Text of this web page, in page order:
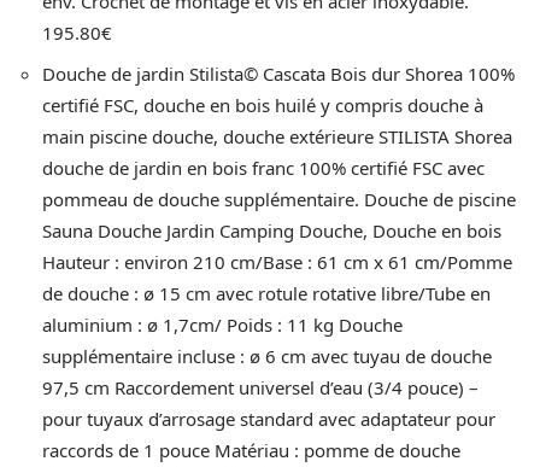
195.80€
Douche de jardin Stilista© Cascata Bois dur Shorea 100%
certifié FSC, douche en bois huilé y compris douche à
main piscine douche, douche extérieure STILISTA Shorea
douche de jardin en bois franc 100% certifié FSC avec
pommeau de douche supplémentaire. Douche de piscine
Sauna Douche Jardin Camping Douche, Douche en bois
Hauteur : environ 210 cm/Base : 61 cm x 61 cm/Pomme
de douche : ø 15 cm avec rotule rotative libre/Tube en
aluminium : ø 1,7cm/ Poids : 11 kg Douche
supplémentaire incluse : ø 6 cm avec tuyau de douche
97,5 cm Raccordement universel d’eau (3/4 pouce) –
pour tuyaux d’arrosage standard avec adaptateur pour
raccords de 1 pouce Matériau : pomme de douche